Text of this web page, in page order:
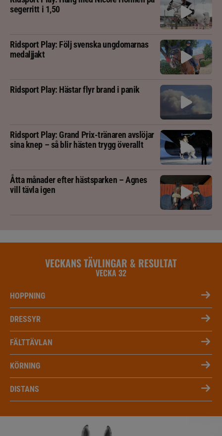
segerritt i 1,50
Ridsport Play: Följ svenska ungdomarnas
medaljjakt
Ridsport Play: Hästar flyr brand i panik
Ridsport Play: Grand Prix-tränaren avslöjar
sina knep – så blir hästen trygg överallt
Åtta månader efter hästsparken – Agnes
vill tävla igen
VECKANS TÄVLINGAR & RESULTAT
VECKA 32
HOPPNING
DRESSYR
FÄLTTÄVLAN
KÖRNING
DISTANS